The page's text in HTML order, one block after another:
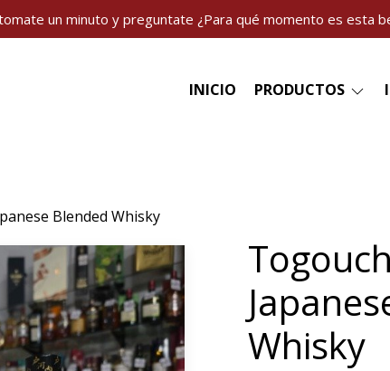
un minuto y preguntate ¿Para qué momento es esta
INICIO PRODUCTOS
Blended Whisky
Whisky